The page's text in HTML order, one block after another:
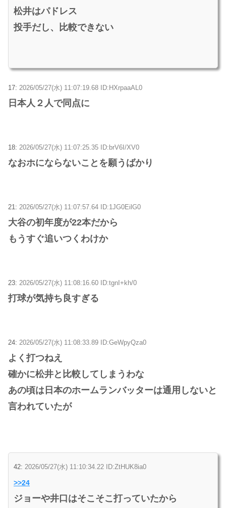
松井はパドレス
投手だし、比較できない
17: 2026/05/27(水) 11:07:19.68 ID:HXrpaaAL0
日本人２人で同点に
18: 2026/05/27(水) 11:07:25.35 ID:brV6I/XV0
なおホにならないことを願うばかり
21: 2026/05/27(水) 11:07:57.64 ID:1JG0EilG0
大谷の初年度が22本だから
もうすぐ追いつくわけか
23: 2026/05/27(水) 11:08:16.60 ID:tgnI+kh/0
打球が気持ち良すぎる
24: 2026/05/27(水) 11:08:33.89 ID:GeWpyQza0
よく打つねえ
確かに松井と比較してしまうわな
あの頃は日本のホームランバッターは通用しないと
言われていたが
42: 2026/05/27(水) 11:10:34.22 ID:ZtHUK8ia0
>>24
ジョーや井口はそこそこ打っていたから